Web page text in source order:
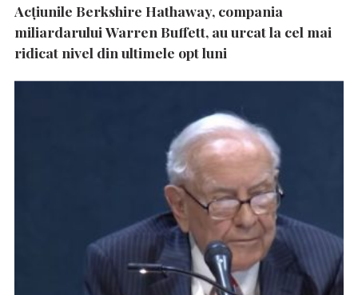
Acțiunile Berkshire Hathaway, compania
miliardarului Warren Buffett, au urcat la cel mai
ridicat nivel din ultimele opt luni